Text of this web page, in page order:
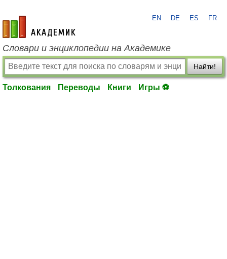
academic.ru
EN DE ES FR
Словари и энциклопедии на Академике
Найти!
Толкования Переводы Книги Игры ⚽